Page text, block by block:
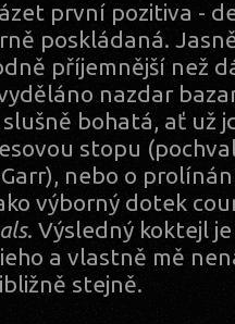
první pozitiva -
poskládaná.
příjemnější než
nazdar
bohatá, ať už
stopu
nebo o
výborný dotek
. Výsledný koktejl
a vlastně mě
stejně.